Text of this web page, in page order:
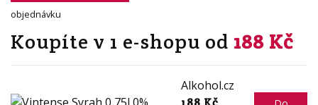
objednávku
Koupíte v 1 e-shopu od 188 Kč
Alkohol.cz